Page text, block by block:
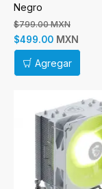
Negro
$799.00 MXN
$499.00 MXN
Agregar